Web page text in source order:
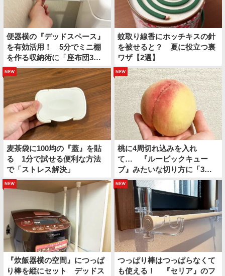
便器横の『デッドスペース』
を有効活用！ 5分でミニ棚
を作る収納術に「座布団3
枚！」
蚊取り線香にホッチキスの針
を被せると？ 夏に役立つ裏
ワザ【2選】
new
麦茶袋に100均の『蓋』を貼
る 1分で試せる便利な方法
で「ストレス解決」
new
桃に4周切れ込みを入れ
て… 『ルービックキュー
ブ』みたいな切り方に「3分
もかからない」「簡単」
『炊飯器横の空間』につっぱ
り棒を縦にセット デッドス
new
つっぱり棒はつっぱらなくて
も使える！ 『セリア』のフ